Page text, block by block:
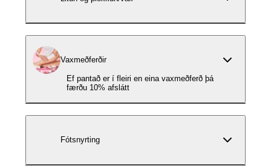
Vaxmeðferðir
Ef pantað er í fleiri en eina vaxmeðferð þá
færðu 10% afslátt
Fótsnyrting